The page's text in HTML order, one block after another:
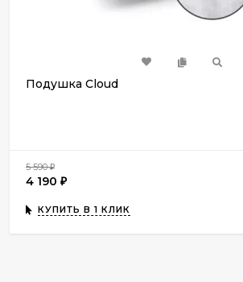
Подушка Cloud
5 590₽
4 190 ₽
КУПИТЬ В 1 КЛИК